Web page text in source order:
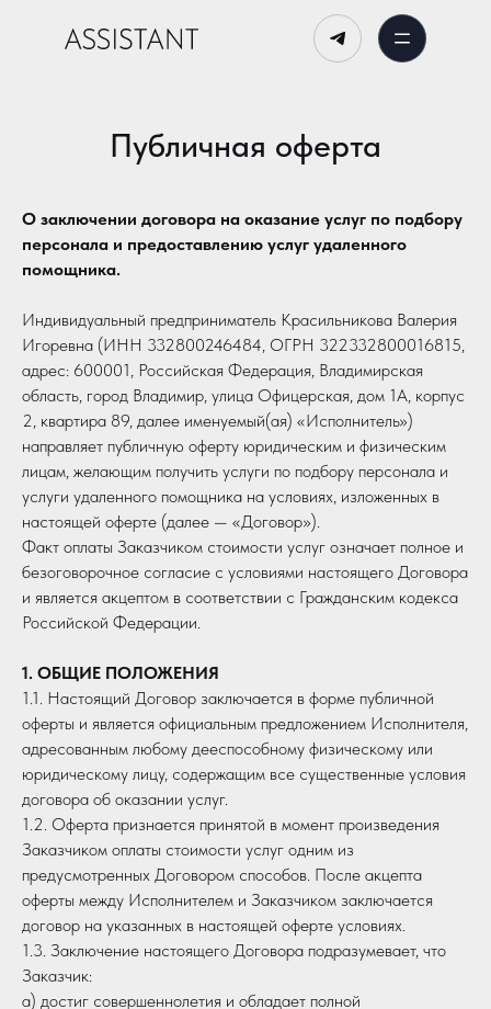
Публичная оферта
О заключении договора на оказание услуг по подбору
персонала и предоставлению услуг удаленного
помощника.
Индивидуальный предприниматель Красильникова Валерия
Игоревна (ИНН 332800246484, ОГРН 322332800016815,
адрес: 600001, Российская Федерация, Владимирская
область, город Владимир, улица Офицерская, дом 1А, корпус
2, квартира 89, далее именуемый(ая) «Исполнитель»)
направляет публичную оферту юридическим и физическим
лицам, желающим получить услуги по подбору персонала и
услуги удаленного помощника на условиях, изложенных в
настоящей оферте (далее — «Договор»).
Факт оплаты Заказчиком стоимости услуг означает полное и
безоговорочное согласие с условиями настоящего Договора
и является акцептом в соответствии с Гражданским кодекса
Российской Федерации.
1. ОБЩИЕ ПОЛОЖЕНИЯ
1.1. Настоящий Договор заключается в форме публичной
оферты и является официальным предложением Исполнителя,
адресованным любому дееспособному физическому или
юридическому лицу, содержащим все существенные условия
договора об оказании услуг.
1.2. Оферта признается принятой в момент произведения
Заказчиком оплаты стоимости услуг одним из
предусмотренных Договором способов. После акцепта
оферты между Исполнителем и Заказчиком заключается
договор на указанных в настоящей оферте условиях.
1.3. Заключение настоящего Договора подразумевает, что
Заказчик:
а) достиг совершеннолетия и обладает полной